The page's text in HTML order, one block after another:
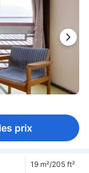
prix
19 m²/205 ft²